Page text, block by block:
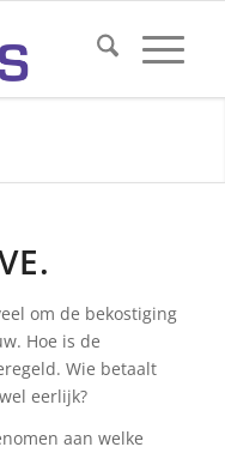
om de bekostiging
Hoe is de
Wie betaalt
eerlijk?
aan welke